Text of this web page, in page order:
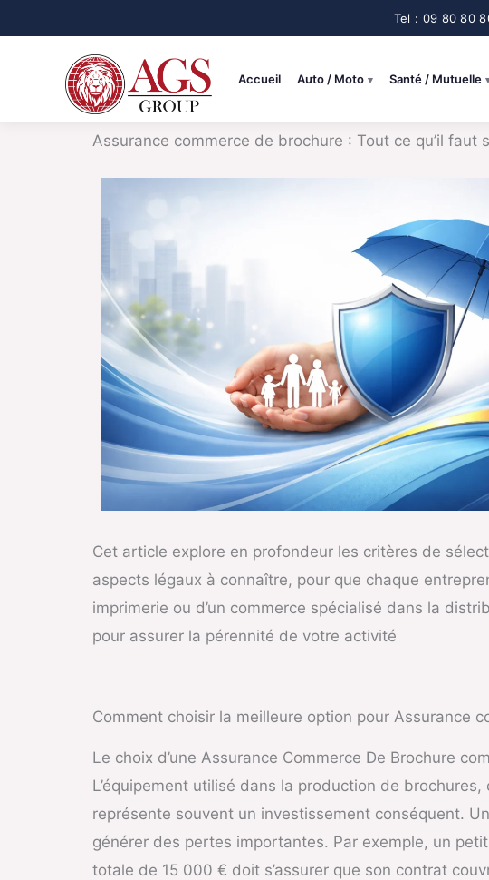
au
Accueil Auto / Moto Santé / Mutuelle
Assurance commerce de brochure : Tout ce qu’il faut
Cet article explore en profondeur les critères de
aspects légaux à connaître, pour que chaque
imprimerie ou d’un commerce spécialisé dans la
pour assurer la pérennité de votre activité
Comment choisir la meilleure option pour Assurance
Le choix d’une Assurance Commerce De Brochure
L’équipement utilisé dans la production de
représente souvent un investissement conséquent.
générer des pertes importantes. Par exemple, un
totale de 15 000 € doit s’assurer que son contrat